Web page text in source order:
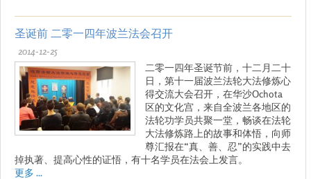
圣诞前 二零一四年波兰法会召开
2014-12-25
二零一四年圣诞节前，十二月二十
日，第十一届波兰法轮大法修炼心
得交流大会召开，在华沙Ochota
区的文化宫，来自全波兰各地区的
法轮功学员共聚一堂，畅谈在法轮
大法修炼路上的故事和体悟，向师
尊汇报在“真、善、忍”的实践中去
掉执著、提高心性的证悟，有十名学员在法会上发言。
更多 ...